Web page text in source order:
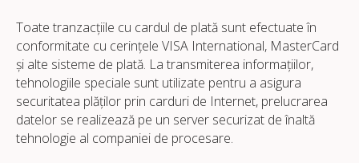
Toate tranzacțiile cu cardul de plată sunt efectuate în
conformitate cu cerințele VISA International, MasterCard
și alte sisteme de plată. La transmiterea informațiilor,
tehnologiile speciale sunt utilizate pentru a asigura
securitatea plăților prin carduri de Internet, prelucrarea
datelor se realizează pe un server securizat de înaltă
tehnologie al companiei de procesare.